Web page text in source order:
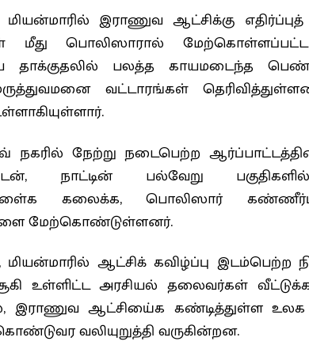
இராணுவ ஆட்சிக்கு
மீது பொலிஸாரால்
தாக்குதலில் பலத்த காயமடைந்த
வட்டாரங்கள்
நேற்று நடைபெற்ற
நாட்டின் பல்வேறு பகுதிகளில்
கலைக்க, பொலிஸார்
மேற்கொண்டுள்ளனர்.
மியன்மாரில் ஆட்சிக் கவிழ்ப்பு இடம்பெற்ற
உள்ளிட்ட அரசியல் தலைவர்கள்
இராணுவ ஆட்சியை்க கண்டித்துள்ள
வலியுறுத்தி வருகின்றன.